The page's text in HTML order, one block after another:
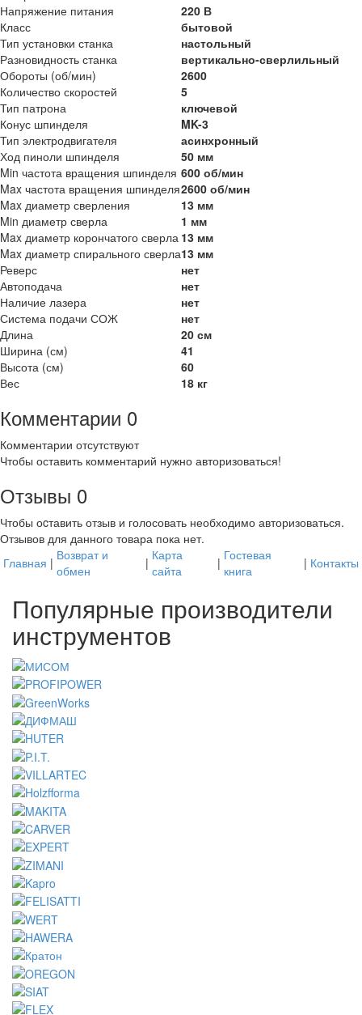
Напряжение питания
220 В
Класс
бытовой
Тип установки станка
настольный
Разновидность станка
вертикально-сверлильный
Обороты (об/мин)
2600
Количество скоростей
5
Тип патрона
ключевой
Конус шпинделя
MK-3
Тип электродвигателя
асинхронный
Ход пиноли шпинделя
50 мм
Min частота вращения шпинделя 600 об/мин
Max частота вращения шпинделя2600 об/мин
Max диаметр сверления
13 мм
Min диаметр сверла
1 мм
Max диаметр корончатого сверла 13 мм
Max диаметр спирального сверла13 мм
Реверс
нет
Автоподача
нет
Наличие лазера
нет
Система подачи СОЖ
нет
Длина
20 см
Ширина (см)
41
Высота (см)
60
Вес
18 кг
Комментарии 0
Комментарии отсутствуют
Чтобы оставить комментарий нужно авторизоваться!
Отзывы 0
Чтобы оcтавить отзыв и голосовать необходимо авторизоваться.
Отзывов для данного товара пока нет.
Главная | Возврат и
обмен
| Карта
сайта
| Гостевая
книга
| Контакты
Популярные производители
инструментов